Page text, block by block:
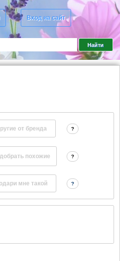
Вход на сайт
от бренда ?
?
?